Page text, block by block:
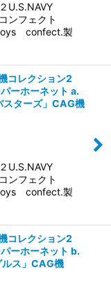
U.S.NAVY
ンフェクト
toys confect.製
コレクション2
ーホーネット a.
スターズ」CAG機
U.S.NAVY
ンフェクト
toys confect.製
コレクション2
ーホーネット b.
ルス」CAG機